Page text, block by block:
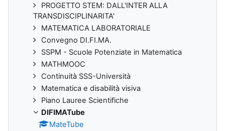
PROGETTO STEM: DALL'INTER ALLA
TRANSDISCIPLINARITA'
MATEMATICA LABORATORIALE
Convegno DI.FI.MA.
SSPM - Scuole Potenziate in Matematica
MATHMOOC
Continuità SSS-Università
Matematica e disabilità visiva
Piano Lauree Scientifiche
DIFIMATube
MateTube